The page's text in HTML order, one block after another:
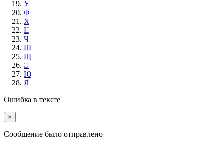
У
Ф
Х
Ц
Ч
Ш
Щ
Э
Ю
Я
Ошибка в тексте
×
Cообщение было отправлено